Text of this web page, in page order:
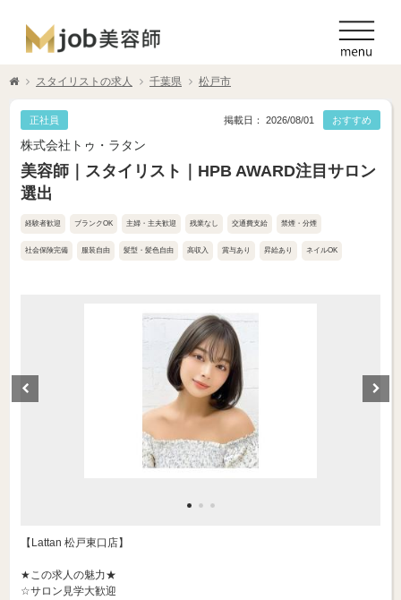
スタイリストの求人 千葉県 松戸市
正社員 おすすめ
掲載日： 2026/08/01
株式会社トゥ・ラタン
美容師｜スタイリスト｜HPB AWARD注目サロン
選出
経験者歓迎 ブランクOK 主婦・主夫歓迎 残業なし 交通費支給 禁煙・分煙
社会保険完備 服装自由 髪型・髪色自由 高収入 賞与あり 昇給あり ネイルOK
【Lattan 松戸東口店】
★この求人の魅力★
☆サロン見学大歓迎